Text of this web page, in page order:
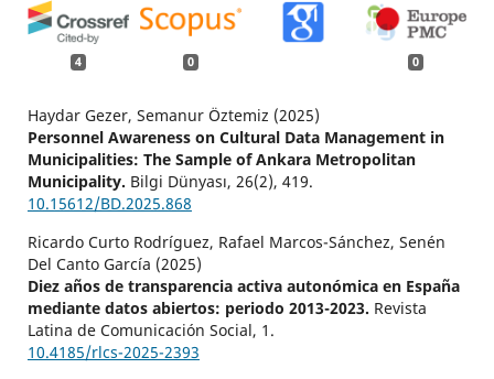
4 0 0
Haydar Gezer, Semanur Öztemiz (2025)
Personnel Awareness on Cultural Data Management in
Municipalities: The Sample of Ankara Metropolitan
Municipality. Bilgi Dünyası, 26(2), 419.
10.15612/BD.2025.868
Ricardo Curto Rodríguez, Rafael Marcos-Sánchez, Senén
Del Canto García (2025)
Diez años de transparencia activa autonómica en España
mediante datos abiertos: periodo 2013-2023. Revista
Latina de Comunicación Social, 1.
10.4185/rlcs-2025-2393